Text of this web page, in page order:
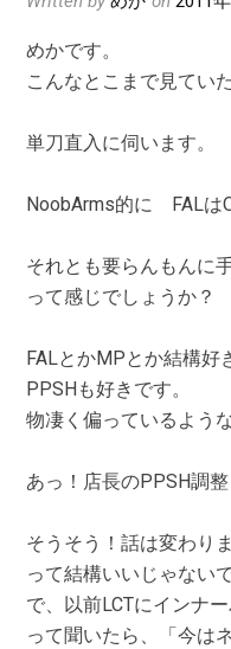
めかです。
こんなとこまで見てい
単刀直入に伺います。
NoobArms的に FALは
それとも要らんもんに
って感じでしょうか？
FALとかMPとか結構好
PPSHも好きです。
物凄く偏っているよう
あっ！店長のPPSH調整
そうそう！話は変わり
って結構いいじゃない
で、以前LCTにインナ
って聞いたら、「今は